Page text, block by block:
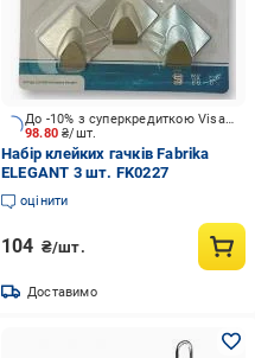
98.80₴/шт.
До -10% з суперкредиткою Visa Вигода
Набір клейких гачків Fabrika
ELEGANT 3 шт. FK0227
оцінити
104 ₴/шт.
Доставимо